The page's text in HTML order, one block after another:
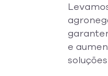
e